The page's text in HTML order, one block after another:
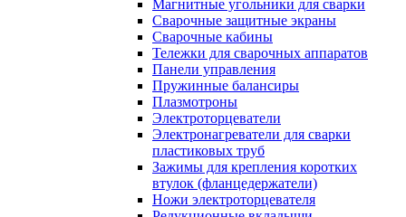
Магнитные угольники для сварки
Сварочные защитные экраны
Сварочные кабины
Тележки для сварочных аппаратов
Панели управления
Пружинные балансиры
Плазмотроны
Электроторцеватели
Электронагреватели для сварки
пластиковых труб
Зажимы для крепления коротких
втулок (фланцедержатели)
Ножи электроторцевателя